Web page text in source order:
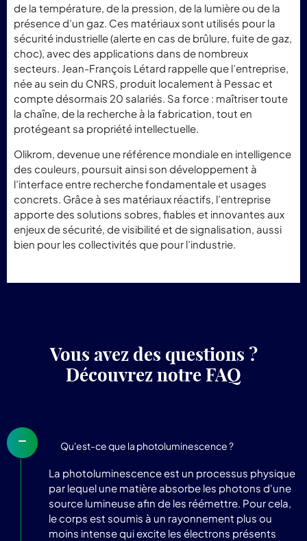
de la température, de la pression, de la lumièreou de la
présenced’un gaz. Ces matériaux sont utilisés pour la
sécurité industrielle (alerteen cas de brûlure, fuitedegaz,
choc), avec des applications dans de nombreux
secteurs. Jean-François Létard rappelleque l’entreprise,
néeau sein du CNRS, produit localement à Pessac et
comptedésormais 20 salariés. Sa force : maîtrisertoute
la chaîne, de la rechercheà la fabrication, tout en
protégeant sa propriété intellectuelle.
Olikrom, devenue une référence mondialeen intelligence
des couleurs, poursuit ainsi son développement à
l’interfaceentre recherchefondamentaleet usages
concrets. Grâceà ses matériaux réactifs, l’entreprise
apportedes solutions sobres, fiables et innovantes aux
enjeuxde sécurité, devisibilitéet de signalisation, aussi
bien pour les collectivités que pour l’industrie.
Vous avez des questions ?
Découvrez notre FAQ
Qu'est-ce que la photoluminescence ?
La photoluminescence est un processus physique
par lequel une matière absorbe les photons d'une
source lumineuse afin de les réémettre. Pour cela,
le corps est soumis à un rayonnement plus ou
moins intense qui excite les électrons présents